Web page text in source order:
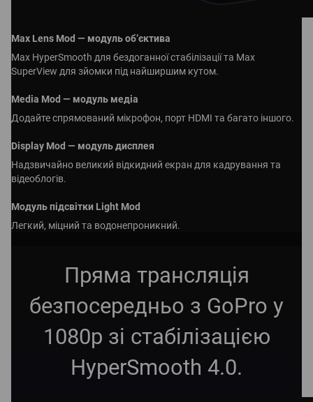
Max Lens Mod — модуль об’єктива
Max HyperSmooth для бездоганної стабілізації та Max
SuperView для зйомки під найширшим кутом.
Media Mod — модуль медіа
Додайте спрямований мікрофон, порт HDMI та багато іншого.
Display Mod — модуль дисплея
Надзвичайно великий відкидний екран для кадрування та
відеоблогів.
Модуль підсвітки Light Mod
Легкий, міцний та водонепроникний.
Пряма трансляція
безпосередньо з GoPro у
1080p зі стабілізацією
HyperSmooth 4.0.